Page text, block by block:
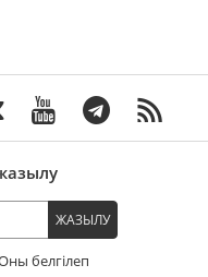
ЖАЗЫЛУ
белгілеп